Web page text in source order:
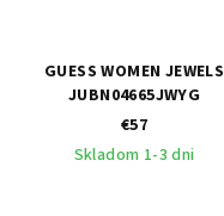
GUESS WOMEN JEWELS
JUBN04665JWYG
€57
Skladom 1-3 dni